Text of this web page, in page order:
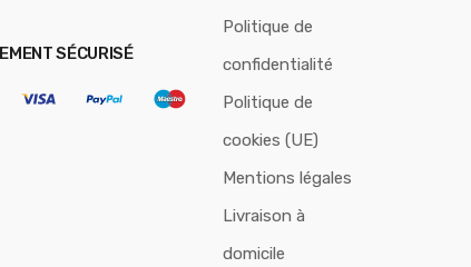
SÉCURISÉ
Politique de
confidentialité
Politique de
cookies (UE)
Mentions légales
Livraison à
domicile